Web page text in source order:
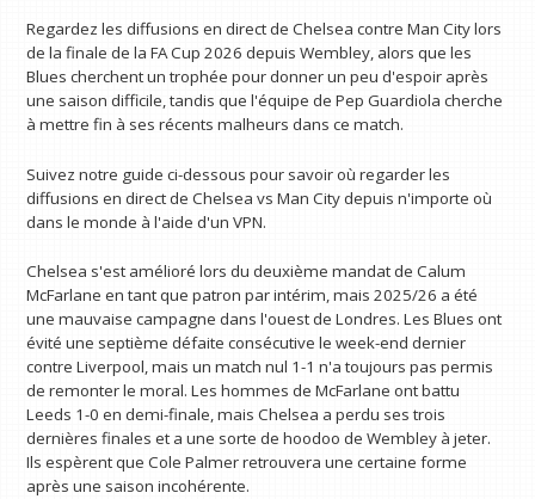
Regardez les diffusions en direct de Chelsea contre Man City lors
de la finale de la FA Cup 2026 depuis Wembley, alors que les
Blues cherchent un trophée pour donner un peu d'espoir après
une saison difficile, tandis que l'équipe de Pep Guardiola cherche
à mettre fin à ses récents malheurs dans ce match.
Suivez notre guide ci-dessous pour savoir où regarder les
diffusions en direct de Chelsea vs Man City depuis n'importe où
dans le monde à l'aide d'un VPN.
Chelsea s'est amélioré lors du deuxième mandat de Calum
McFarlane en tant que patron par intérim, mais 2025/26 a été
une mauvaise campagne dans l'ouest de Londres. Les Blues ont
évité une septième défaite consécutive le week-end dernier
contre Liverpool, mais un match nul 1-1 n'a toujours pas permis
de remonter le moral. Les hommes de McFarlane ont battu
Leeds 1-0 en demi-finale, mais Chelsea a perdu ses trois
dernières finales et a une sorte de hoodoo de Wembley à jeter.
Ils espèrent que Cole Palmer retrouvera une certaine forme
après une saison incohérente.